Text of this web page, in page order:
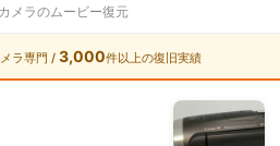
HOME
メラのムービー復元
ラ専門 / 3,000件以上の復旧実績